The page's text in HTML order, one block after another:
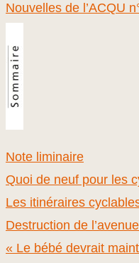
Nouvelles de l’ACQU
Note liminaire
Quoi de neuf pour les
Les itinéraires
Destruction de
« Le bébé devrait